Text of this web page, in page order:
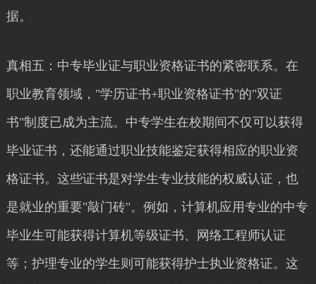
据。
真相五：中专毕业证与职业资格证书的紧密联系。在
职业教育领域，"学历证书+职业资格证书"的"双证
书"制度已成为主流。中专学生在校期间不仅可以获得
毕业证书，还能通过职业技能鉴定获得相应的职业资
格证书。这些证书是对学生专业技能的权威认证，也
是就业的重要"敲门砖"。例如，计算机应用专业的中专
毕业生可能获得计算机等级证书、网络工程师认证
等；护理专业的学生则可能获得护士执业资格证。这